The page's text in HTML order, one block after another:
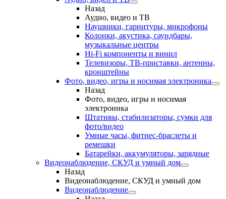
Назад
Аудио, видео и ТВ
Наушники, гарнитуры, микрофоны
Колонки, акустика, саундбары,
музыкальные центры
Hi-Fi компоненты и винил
Телевизоры, ТВ-приставки, антенны,
кронштейны
Фото, видео, игры и носимая электроника
Назад
Фото, видео, игры и носимая
электроника
Штативы, стабилизаторы, сумки для
фото/видео
Умные часы, фитнес-браслеты и
ремешки
Батарейки, аккумуляторы, зарядные
Видеонаблюдение, СКУД и умный дом
Назад
Видеонаблюдение, СКУД и умный дом
Видеонаблюдение